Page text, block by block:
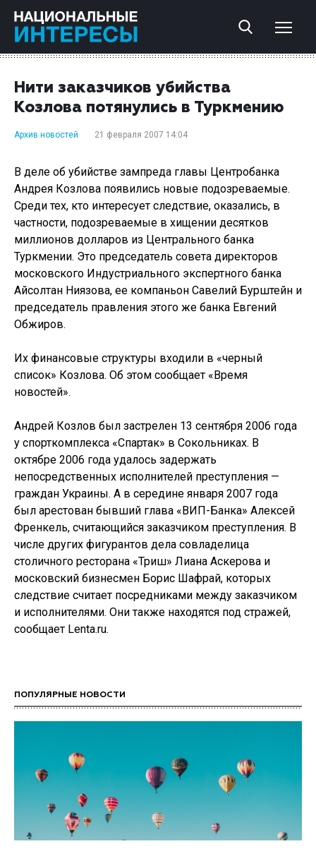
Нити заказчиков убийства
Козлова потянулись в Туркмению
Архив новостей 21 февраля 2007 14:04
В деле об убийстве зампреда главы Центробанка
Андрея Козлова появились новые подозреваемые.
Среди тех, кто интересует следствие, оказались, в
частности, подозреваемые в хищении десятков
миллионов долларов из Центрального банка
Туркмении. Это председатель совета директоров
московского Индустриального экспертного банка
Айсолтан Ниязова, ее компаньон Савелий Бурштейн и
председатель правления этого же банка Евгений
Обжиров.
Их финансовые структуры входили в «черный
список» Козлова. Об этом сообщает «Время
новостей».
Андрей Козлов был застрелен 13 сентября 2006 года
у спорткомплекса «Спартак» в Сокольниках. В
октябре 2006 года удалось задержать
непосредственных исполнителей преступления —
граждан Украины. А в середине января 2007 года
был арестован бывший глава «ВИП-Банка» Алексей
Френкель, считающийся заказчиком преступления. В
числе других фигурантов дела совладелица
столичного ресторана «Триш» Лиана Аскерова и
московский бизнесмен Борис Шафрай, которых
следствие считает посредниками между заказчиком
и исполнителями. Они также находятся под стражей,
сообщает Lenta.ru.
ПОПУЛЯРНЫЕ НОВОСТИ